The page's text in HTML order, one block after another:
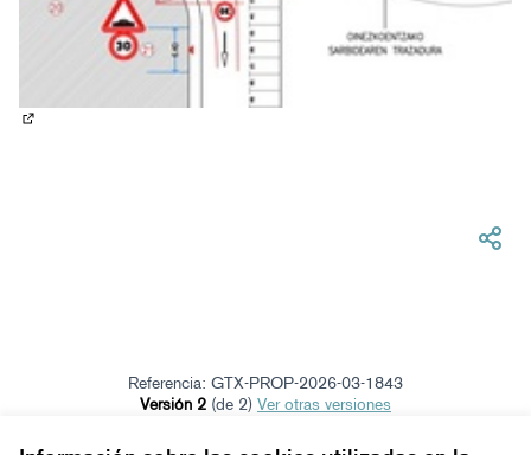
Referencia: GTX-PROP-2026-03-1843
Versión 2 (de 2)
ver otras versiones